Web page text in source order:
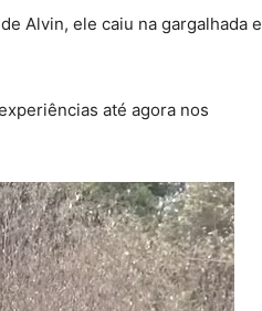
Alvin, ele caiu na gargalhada e
até agora nos